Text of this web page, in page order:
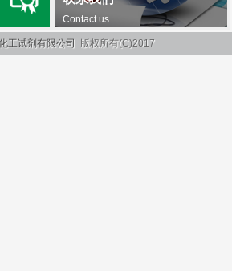
Contact us
工试剂有限公司 版权所有(C)2017